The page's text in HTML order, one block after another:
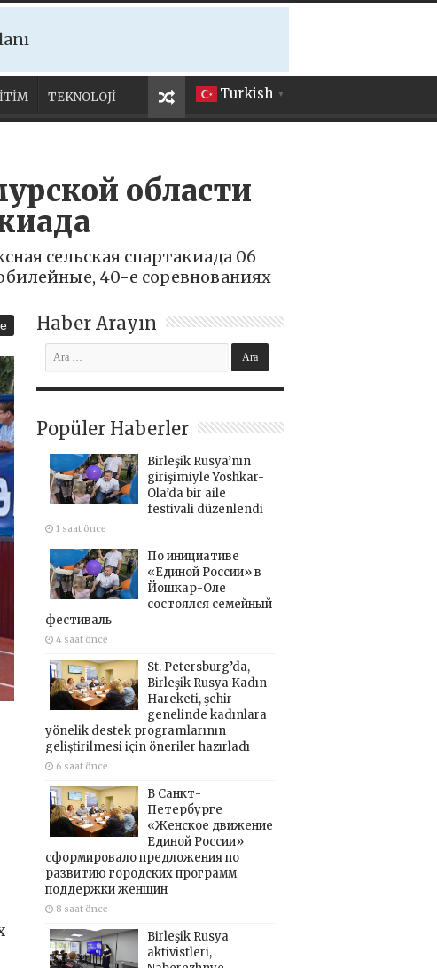
Turkish ▼
TEKNOLOJİ
области
сельская спартакиада 06
40-е соревнованиях
Haber Arayın
Popüler Haberler
Birleşik Rusya’nın
girişimiyle Yoshkar-
Ola’da bir aile
festivali düzenlendi
1 saat önce
По инициативе
«Единой России» в
Йошкар-Оле
состоялся семейный
фестиваль
4 saat önce
St. Petersburg’da,
Birleşik Rusya Kadın
Hareketi, şehir
genelinde kadınlara
yönelik destek programlarının
geliştirilmesi için öneriler hazırladı
6 saat önce
В Санкт-
Петербурге
«Женское движение
Единой России»
сформировало предложения по
развитию городских программ
поддержки женщин
8 saat önce
Birleşik Rusya
aktivistleri,